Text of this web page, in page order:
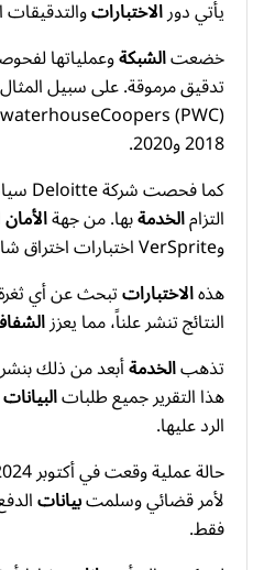
يأتي دورالاختبارات
خضعتالشبكةوعملياتها
تدقيق مرموقة. على سبيل
2018 و2020.
كما فحصت شركة Deloitte سياسة
التزامالخدمةبها. من جهةالأمان
وVerSprite اختبارات اختراق شاملة
هذهالاختباراتتبحث عن أي
النتائج تنشر علناً، مما يعزز
تذهبالخدمةأبعد من ذلك
هذا التقرير جميع طلباتالبيانات
الرد عليها.
حالة عملية وقعت في أكتوبر 2024. حيث استجابت
لأمر قضائي وسلمتبيانات
فقط.